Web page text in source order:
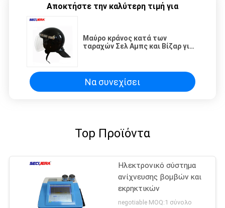
Αποκτήστε την καλύτερη τιμή για
Μαύρο κράνος κατά των
ταραχών Σελ Αμπς και Βίζαρ για
Να συνεχίσει
Top Προϊόντα
Ηλεκτρονικό σύστημα
ανίχνευσης βομβών και
εκρηκτικών
negotiable MOQ:1 σύνολο